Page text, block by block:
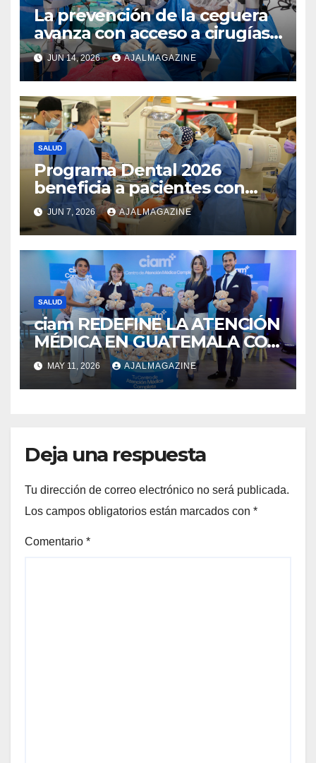
La prevención de la ceguera
avanza con acceso a cirugías
oftalmológicas impulsadas
por Visualiza
JUN 14, 2026 AJALMAGAZINE
SALUD
Programa Dental 2026
beneficia a pacientes con
labio fisurado y paladar
hendido en Guatemala
JUN 7, 2026 AJALMAGAZINE
SALUD
ciam REDEFINE LA ATENCIÓN
MÉDICA EN GUATEMALA CON
SU NUEVO MODELO
INTEGRAL
MAY 11, 2026 AJALMAGAZINE
Deja una respuesta
Tu dirección de correo electrónico no será publicada.
Los campos obligatorios están marcados con *
Comentario *